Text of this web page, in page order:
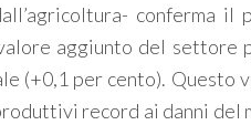
conferma
aggiunto del settore
(+0,1 per cento).
record ai danni del